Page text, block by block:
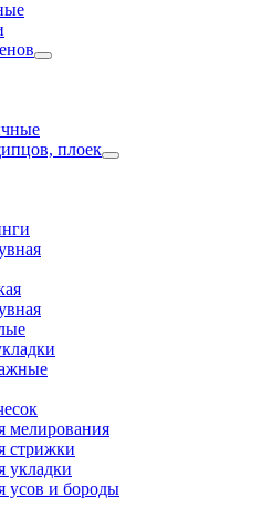
плоек
мелирования
стрижки
укладки
усов и бороды